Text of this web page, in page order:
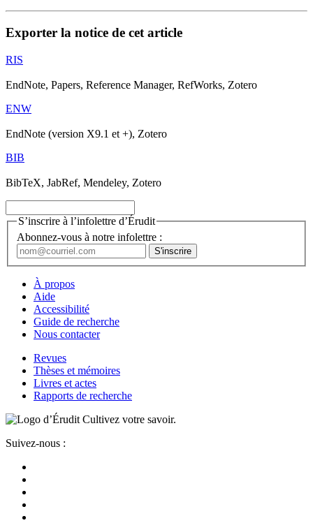
Exporter la notice de cet article
RIS
EndNote, Papers, Reference Manager, RefWorks, Zotero
ENW
EndNote (version X9.1 et +), Zotero
BIB
BibTeX, JabRef, Mendeley, Zotero
S’inscrire à l’infolettre d’Érudit
Abonnez-vous à notre infolettre :
À propos
Aide
Accessibilité
Guide de recherche
Nous contacter
Revues
Thèses et mémoires
Livres et actes
Rapports de recherche
Cultivez votre savoir.
Suivez-nous :